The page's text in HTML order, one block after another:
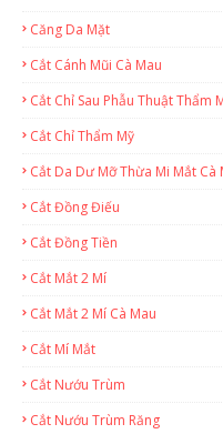
Căng Da Mặt
Cắt Cánh Mũi Cà Mau
Cắt Chỉ Sau Phẫu Thuật Thẩm
Cắt Chỉ Thẩm Mỹ
Cắt Da Dư Mỡ Thừa Mi Mắt Cà
Cắt Đồng Điếu
Cắt Đồng Tiền
Cắt Mắt 2 Mí
Cắt Mắt 2 Mí Cà Mau
Cắt Mí Mắt
Cắt Nướu Trùm
Cắt Nướu Trùm Răng